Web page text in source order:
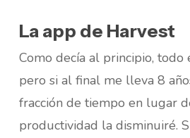
La app de Harvest
Como decía al principio, todo
pero si al final me lleva 8
fracción de tiempo en lugar
productividad la disminuiré.